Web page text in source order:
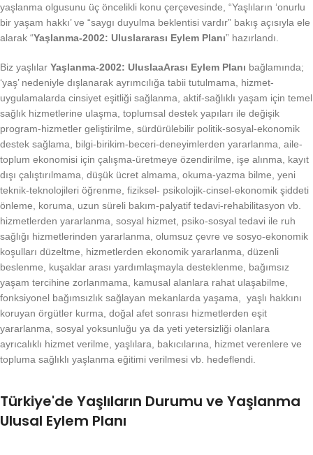
yaşlanma olgusunu üç öncelikli konu çerçevesinde, “Yaşlıların ‘onurlu
bir yaşam hakkı’ ve “saygı duyulma beklentisi vardır” bakış açısıyla ele
alarak “Yaşlanma-2002: Uluslararası Eylem Planı” hazırlandı.
Biz yaşlılar Yaşlanma-2002: UluslaaArası Eylem Planı bağlamında;
‘yaş’ nedeniyle dışlanarak ayrımcılığa tabii tutulmama, hizmet-
uygulamalarda cinsiyet eşitliği sağlanma, aktif-sağlıklı yaşam için temel
sağlık hizmetlerine ulaşma, toplumsal destek yapıları ile değişik
program-hizmetler geliştirilme, sürdürülebilir politik-sosyal-ekonomik
destek sağlama, bilgi-birikim-beceri-deneyimlerden yararlanma, aile-
toplum ekonomisi için çalışma-üretmeye özendirilme, işe alınma, kayıt
dışı çalıştırılmama, düşük ücret almama, okuma-yazma bilme, yeni
teknik-teknolojileri öğrenme, fiziksel- psikolojik-cinsel-ekonomik şiddeti
önleme, koruma, uzun süreli bakım-palyatif tedavi-rehabilitasyon vb.
hizmetlerden yararlanma, sosyal hizmet, psiko-sosyal tedavi ile ruh
sağlığı hizmetlerinden yararlanma, olumsuz çevre ve sosyo-ekonomik
koşulları düzeltme, hizmetlerden ekonomik yararlanma, düzenli
beslenme, kuşaklar arası yardımlaşmayla desteklenme, bağımsız
yaşam tercihine zorlanmama, kamusal alanlara rahat ulaşabilme,
fonksiyonel bağımsızlık sağlayan mekanlarda yaşama, yaşlı hakkını
koruyan örgütler kurma, doğal afet sonrası hizmetlerden eşit
yararlanma, sosyal yoksunluğu ya da yeti yetersizliği olanlara
ayrıcalıklı hizmet verilme, yaşlılara, bakıcılarına, hizmet verenlere ve
topluma sağlıklı yaşlanma eğitimi verilmesi vb. hedeflendi.
Türkiye'de Yaşlıların Durumu ve Yaşlanma
Ulusal Eylem Planı